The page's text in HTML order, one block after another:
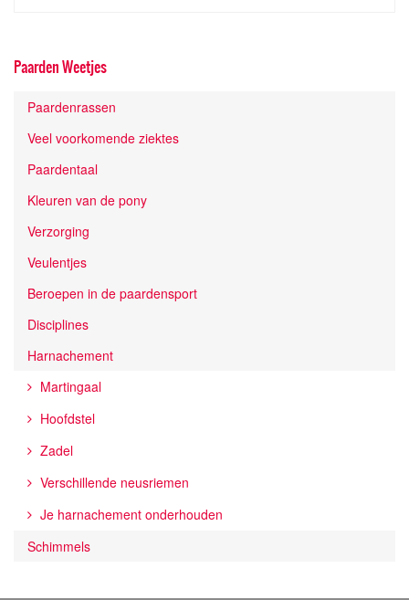
Paarden Weetjes
Paardenrassen
Veel voorkomende ziektes
Paardentaal
Kleuren van de pony
Verzorging
Veulentjes
Beroepen in de paardensport
Disciplines
Harnachement
Martingaal
Hoofdstel
Zadel
Verschillende neusriemen
Je harnachement onderhouden
Schimmels